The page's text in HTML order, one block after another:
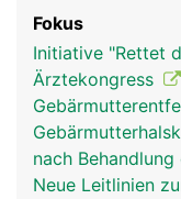
Fokus
Initiative "Rettet
Ärztekongress
nach
Neue Leitlinien